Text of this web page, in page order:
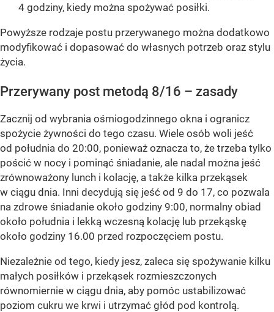
4 godziny, kiedy można spożywać posiłki.
Powyższe rodzaje postu przerywanego można dodatkowo
modyfikować i dopasować do własnych potrzeb oraz stylu
życia.
Przerywany post metodą 8/16 – zasady
Zacznij od wybrania ośmiogodzinnego okna i ogranicz
spożycie żywności do tego czasu. Wiele osób woli jeść
od południa do 20:00, ponieważ oznacza to, że trzeba tylko
pościć w nocy i pominąć śniadanie, ale nadal można jeść
zrównoważony lunch i kolację, a także kilka przekąsek
w ciągu dnia. Inni decydują się jeść od 9 do 17, co pozwala
na zdrowe śniadanie około godziny 9:00, normalny obiad
około południa i lekką wczesną kolację lub przekąskę
około godziny 16.00 przed rozpoczęciem postu.
Niezależnie od tego, kiedy jesz, zaleca się spożywanie kilku
małych posiłków i przekąsek rozmieszczonych
równomiernie w ciągu dnia, aby pomóc ustabilizować
poziom cukru we krwi i utrzymać głód pod kontrolą.